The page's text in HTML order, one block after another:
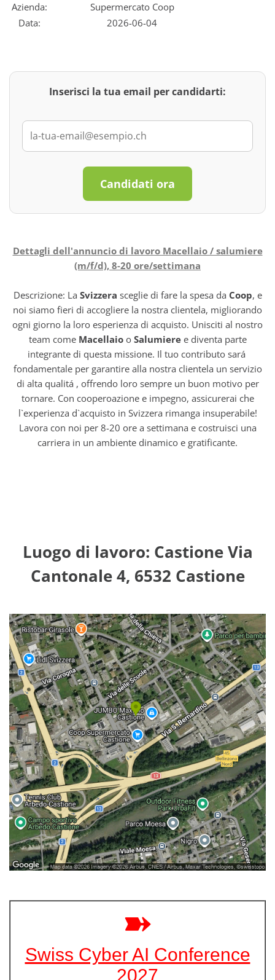
Azienda:
Supermercato Coop
Data:
2026-06-04
Inserisci la tua email per candidarti:
Candidati ora
Dettagli dell'annuncio di lavoro Macellaio / salumiere
(m/f/d), 8-20 ore/settimana
Descrizione: La Svizzera sceglie di fare la spesa da Coop, e
noi siamo fieri di accogliere la nostra clientela, migliorando
ogni giorno la loro esperienza di acquisto. Unisciti al nostro
team come Macellaioo Salumieree diventa parte
integrante di questa missione. Il tuo contributo sará
fondamentale per garantire alla nostra clientela un servizio
di alta qualitá , offrendo loro sempre un buon motivo per
tornare. Con cooperoazione e impegno, assicurerai che
l`experienza d`acquisto in Svizzera rimanga insuperabile!
Lavora con noi per 8-20 ore a settimana e costruisci una
carriera in un ambiente dinamico e gratificante.
Luogo di lavoro: Castione Via
Cantonale 4, 6532 Castione